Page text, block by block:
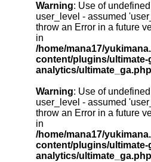
Warning: Use of
user_level - assumed
throw an Error in a future
in
/home/mana17/
content/plugins/ultimate-
analytics/ultimate_ga.php
Warning: Use of
user_level - assumed
throw an Error in a future
in
/home/mana17/
content/plugins/ultimate-
analytics/ultimate_ga.php